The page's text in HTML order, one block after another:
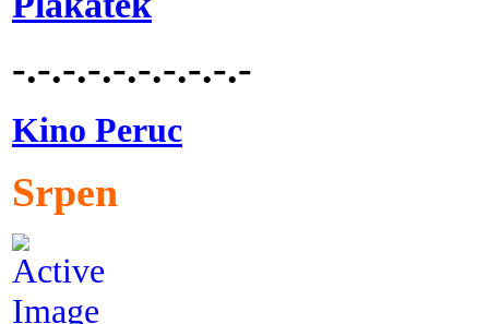
-.-.-.-.-.-.-.-.-.-
Kino Peruc
Srpen